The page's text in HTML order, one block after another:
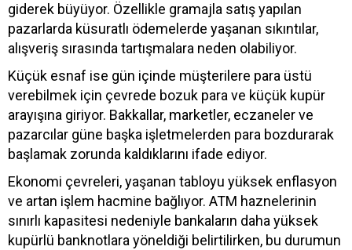
giderek büyüyor. Özellikle gramajla satış yapılan
pazarlarda küsuratlı ödemelerde yaşanan sıkıntılar,
alışveriş sırasında tartışmalara neden olabiliyor.
Küçük esnaf ise gün içinde müşterilere para üstü
verebilmek için çevrede bozuk para ve küçük kupür
arayışına giriyor. Bakkallar, marketler, eczaneler ve
pazarcılar güne başka işletmelerden para bozdurarak
başlamak zorunda kaldıklarını ifade ediyor.
Ekonomi çevreleri, yaşanan tabloyu yüksek enflasyon
ve artan işlem hacmine bağlıyor. ATM haznelerinin
sınırlı kapasitesi nedeniyle bankaların daha yüksek
kupürlü banknotlara yöneldiği belirtilirken, bu durumun